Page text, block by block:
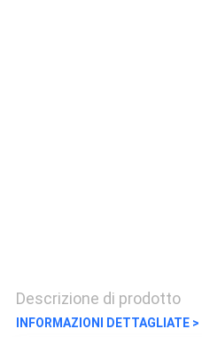
Descrizione di prodotto
INFORMAZIONI DETTAGLIATE >